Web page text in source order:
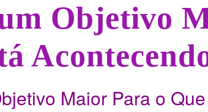
Objetivo
Maior Para o